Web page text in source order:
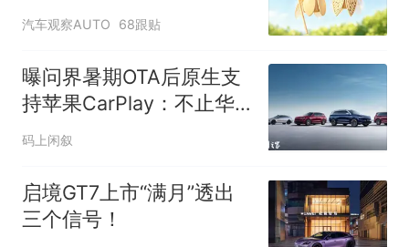
汽车观察AUTO 68跟贴
曝问界暑期OTA后原生支
持苹果CarPlay：不止华
为乾崑智驾ADS 5
码上闲叙
启境GT7上市“满月”透出
三个信号！